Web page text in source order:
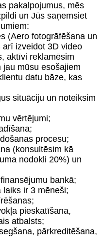
pakalpojumus, mēs
un Jūs saņemsiet
(Aero fotogrāfēšana un
izveidot 3D video
aktīvi reklamēsim
mūsu esošajiem
datu bāze, kas
situāciju un noteiksim
vērtējumi;
procesu;
(konsultēsim kā
nodokli 20%) un
bankā;
ir 3 mēneši;
pieskatīšana,
atbalsts;
pārkreditēšana,